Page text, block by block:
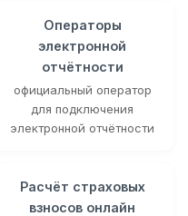
Операторы
электронной
отчётности
официальный оператор
для подключения
электронной отчётности
Расчёт страховых
взносов онлайн